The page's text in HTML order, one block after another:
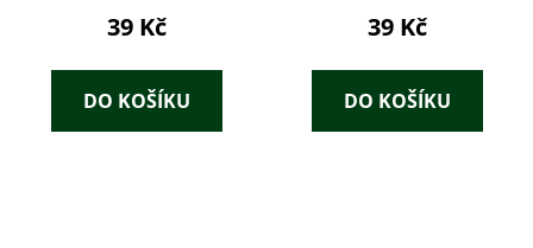
39 Kč
DO KOŠÍKU
39 Kč
DO KOŠÍKU